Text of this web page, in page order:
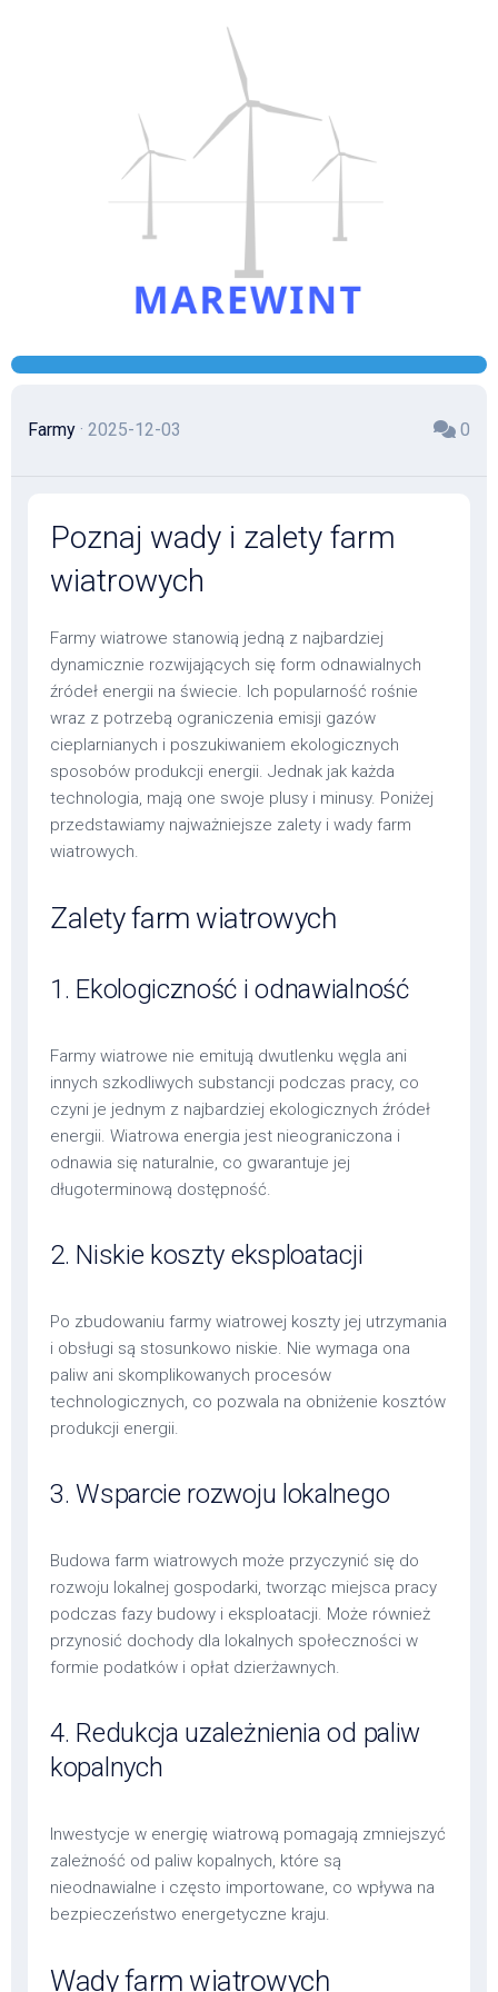
Farmy · 2025-12-03 0
Poznaj wady i zalety farm
wiatrowych
Farmy wiatrowe stanowią jedną z najbardziej
dynamicznie rozwijających się form odnawialnych
źródeł energii na świecie. Ich popularność rośnie
wraz z potrzebą ograniczenia emisji gazów
cieplarnianych i poszukiwaniem ekologicznych
sposobów produkcji energii. Jednak jak każda
technologia, mają one swoje plusy i minusy. Poniżej
przedstawiamy najważniejsze zalety i wady farm
wiatrowych.
Zalety farm wiatrowych
1. Ekologiczność i odnawialność
Farmy wiatrowe nie emitują dwutlenku węgla ani
innych szkodliwych substancji podczas pracy, co
czyni je jednym z najbardziej ekologicznych źródeł
energii. Wiatrowa energia jest nieograniczona i
odnawia się naturalnie, co gwarantuje jej
długoterminową dostępność.
2. Niskie koszty eksploatacji
Po zbudowaniu farmy wiatrowej koszty jej utrzymania
i obsługi są stosunkowo niskie. Nie wymaga ona
paliw ani skomplikowanych procesów
technologicznych, co pozwala na obniżenie kosztów
produkcji energii.
3. Wsparcie rozwoju lokalnego
Budowa farm wiatrowych może przyczynić się do
rozwoju lokalnej gospodarki, tworząc miejsca pracy
podczas fazy budowy i eksploatacji. Może również
przynosić dochody dla lokalnych społeczności w
formie podatków i opłat dzierżawnych.
4. Redukcja uzależnienia od paliw
kopalnych
Inwestycje w energię wiatrową pomagają zmniejszyć
zależność od paliw kopalnych, które są
nieodnawialne i często importowane, co wpływa na
bezpieczeństwo energetyczne kraju.
Wady farm wiatrowych